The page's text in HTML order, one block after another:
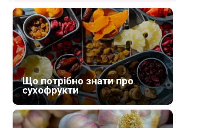
Що потрібно знати про
сухофрукти